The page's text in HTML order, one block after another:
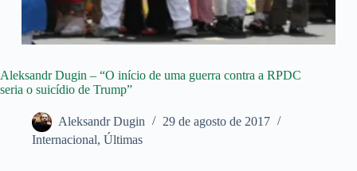
Aleksandr Dugin – “O início de uma guerra contra a RPDC
seria o suicídio de Trump”
Aleksandr Dugin
29 de agosto de 2017
Internacional, Últimas